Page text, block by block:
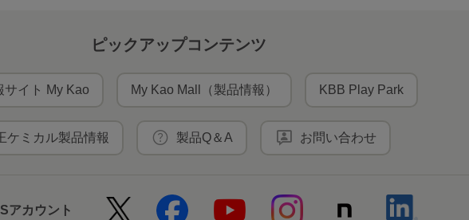
ピックアップコンテンツ
サイト My Kao My Kao Mall（製品情報） KBB Play Park
ケミカル製品情報 製品Q＆A お問い合わせ
アカウント